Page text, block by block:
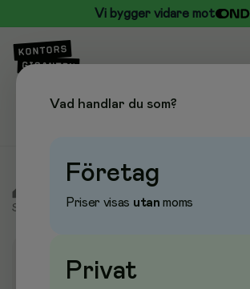
Vi bygger vidare mot
Sårbehandling/ Sårrengöring & Hudrengöring
Vad handlar du som?
Företag
Priser visas utan moms
Privat